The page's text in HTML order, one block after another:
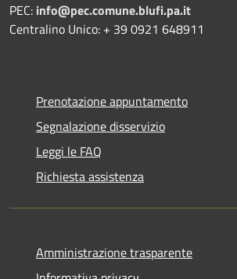
PEC: info@pec.comune.blufi.pa.it
Centralino Unico: + 39 0921 648911
Prenotazione appuntamento
Segnalazione disservizio
Leggi le FAQ
Richiesta assistenza
Amministrazione trasparente